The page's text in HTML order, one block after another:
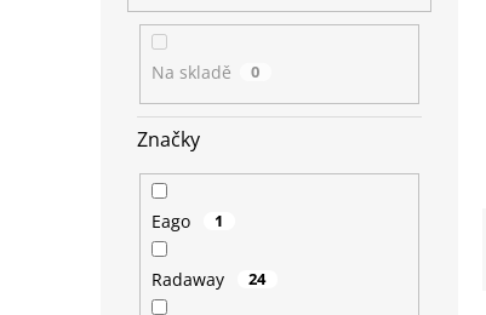
Na skladě 0
Značky
Eago 1
Radaway 24